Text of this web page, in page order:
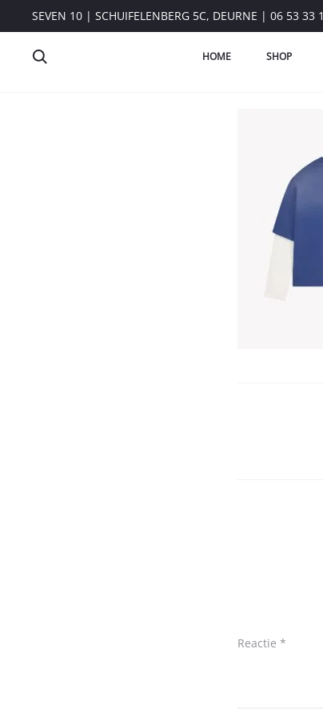
SEVEN 10 | SCHUIFELENBERG 5C, DEURNE | 06 53 33
HOME SHOP
Reactie *